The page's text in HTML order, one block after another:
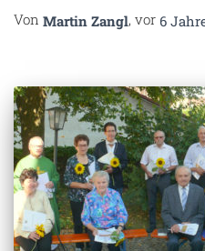
Von Martin Zangl, vor 6